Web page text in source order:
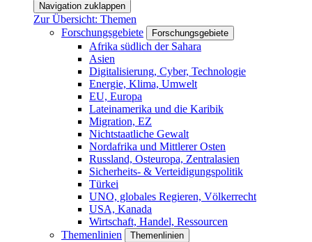
Navigation zuklappen
Zur Übersicht: Themen
Forschungsgebiete
Forschungsgebiete
Afrika südlich der Sahara
Asien
Digitalisierung, Cyber, Technologie
Energie, Klima, Umwelt
EU, Europa
Lateinamerika und die Karibik
Migration, EZ
Nichtstaatliche Gewalt
Nordafrika und Mittlerer Osten
Russland, Osteuropa, Zentralasien
Sicherheits- & Verteidigungspolitik
Türkei
UNO, globales Regieren, Völkerrecht
USA, Kanada
Wirtschaft, Handel, Ressourcen
Themenlinien
Themenlinien